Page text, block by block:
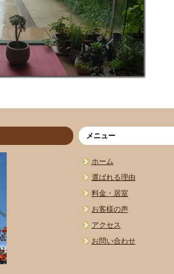
メニュー
ホーム
選ばれる理由
料金・居室
お客様の声
アクセス
お問い合わせ